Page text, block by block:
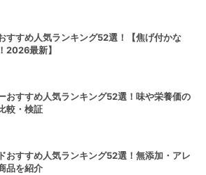
すすめ人気ランキング52選！【焦げ付かな
2026最新】
おすすめ人気ランキング52選！味や栄養価の
較・検証
おすすめ人気ランキング52選！無添加・アレ
品を紹介